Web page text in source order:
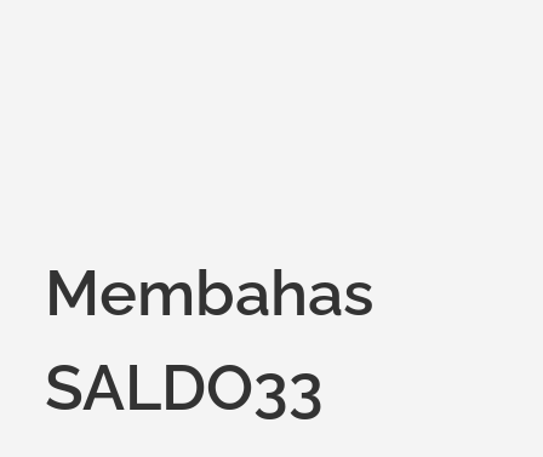
Membahas
SALDO33